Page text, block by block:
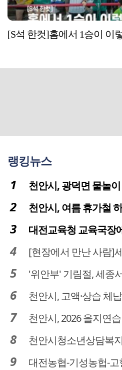
[S석 한컷]홈에서 1승이 이
랭킹뉴스
천안시, 광덕면 물놀이 관
천안시, 여름 휴가철 하천
대전교육청 교육국장에 명
[현장에서 만난 사람]세계 최대 반도체
'위안부' 기림절, 세종서 만난다
천안시, 고액·상습 체납자 가
천안시, 2026 을지연습 전시
천안시청소년상담복지센터,
대전농협-기성농헙-고향주부모임대